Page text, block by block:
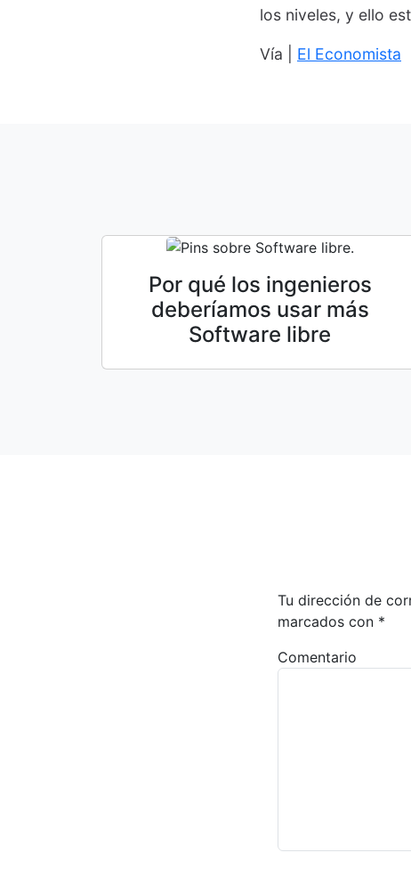
los niveles, y ello
Vía | El Economista
Por qué los ingenieros
deberíamos usar más
Software libre
Tu dirección de
marcados con *
Comentario